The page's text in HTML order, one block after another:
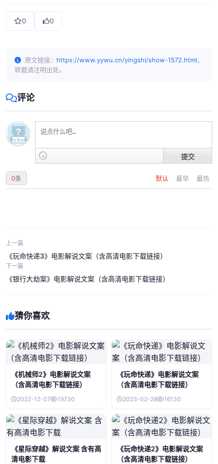
0 0
原文链接： https://www.yywu.cn/yingshi/show-1572.html，
转载请注明出处。
评论
提交
默认 最早 最热
0条
上一篇
《玩命快递3》电影解说文案（含高清电影下载链接）
下一篇
《银行大劫案》电影解说文案（含高清电影下载链接）
猜你喜欢
《机械师2》电影解说文案
（含高清电影下载链接）
2022-12-07 19730
《玩命快递》电影解说文案
（含高清电影下载链接）
2023-02-28 16130
《星际穿越》解说文案 含有高
清电影下载
《玩命快递2》电影解说文案
（含高清电影下载链接）